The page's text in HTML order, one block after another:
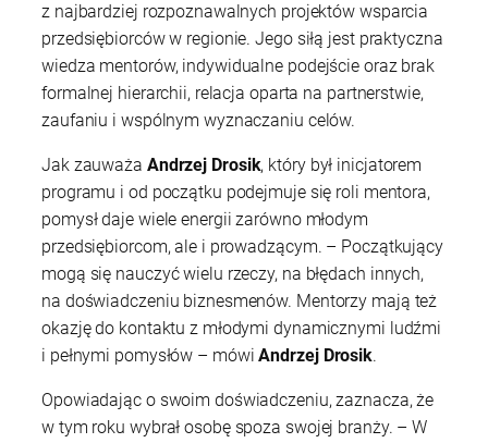
z najbardziej rozpoznawalnych projektów wsparcia
przedsiębiorców w regionie. Jego siłą jest praktyczna
wiedza mentorów, indywidualne podejście oraz brak
formalnej hierarchii, relacja oparta na partnerstwie,
zaufaniu i wspólnym wyznaczaniu celów.
Jak zauważa Andrzej Drosik, który był inicjatorem
programu i od początku podejmuje się roli mentora,
pomysł daje wiele energii zarówno młodym
przedsiębiorcom, ale i prowadzącym. – Początkujący
mogą się nauczyć wielu rzeczy, na błędach innych,
na doświadczeniu biznesmenów. Mentorzy mają też
okazję do kontaktu z młodymi dynamicznymi ludźmi
i pełnymi pomysłów – mówiAndrzej Drosik.
Opowiadając o swoim doświadczeniu, zaznacza, że
w tym roku wybrał osobę spoza swojej branży. – W